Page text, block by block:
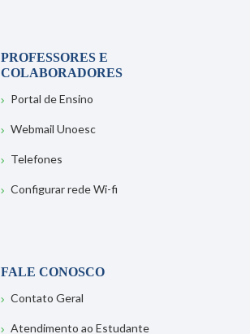
PROFESSORES E
COLABORADORES
Portal de Ensino
Webmail Unoesc
Telefones
Configurar rede Wi-fi
FALE CONOSCO
Contato Geral
Atendimento ao Estudante